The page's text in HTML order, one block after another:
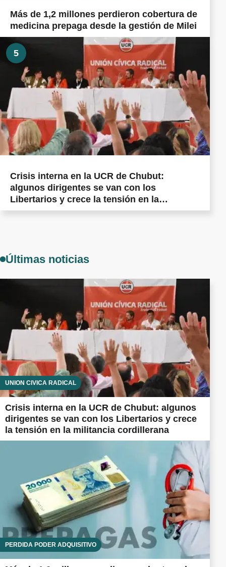
Más de 1,2 millones perdieron cobertura de
medicina prepaga desde la gestión de Milei
5
Crisis interna en la UCR de Chubut:
algunos dirigentes se van con los
Libertarios y crece la tensión en la
militancia cordillerana
Últimas noticias
UNIÓN CÍVICA RADICAL
Crisis interna en la UCR de Chubut: algunos
dirigentes se van con los Libertarios y crece
la tensión en la militancia cordillerana
PÉRDIDA PODER ADQUISITIVO